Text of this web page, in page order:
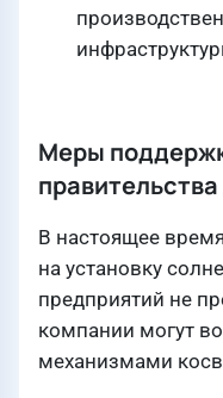
Меры
В настоящее
на установку
предприятий не
компании могут
механизмами